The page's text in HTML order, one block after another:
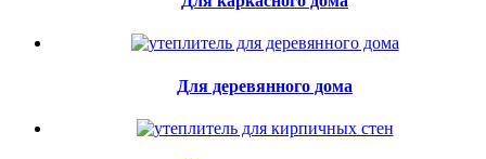
Для деревянного дома